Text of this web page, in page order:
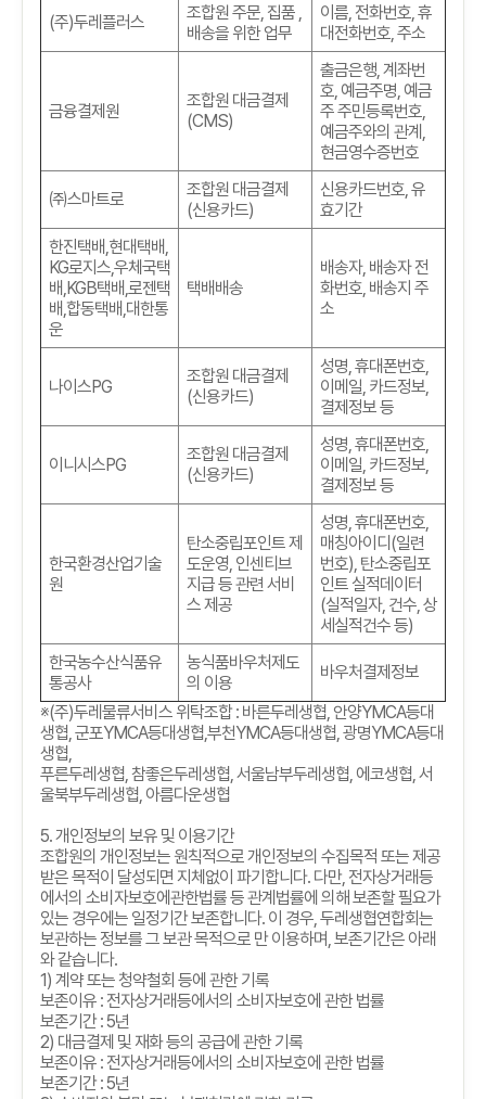
(주)두레플러스 조합원 주문, 집품 ,
배송을 위한 업무
이름, 전화번호,휴
대전화번호,주소
금융결제원
조합원 대금결제
(CMS)
출금은행,계좌번
호, 예금주명, 예금
주 주민등록번호,
예금주와의 관계 ,
현금영수증번호
㈜스마트로
조합원 대금결제
(신용카드)
신용카드번호,유
효기간
한진택배,현대택배,
KG로지스,우체국택
배,KGB택배,로젠택
배,합동택배,대한통
운
택배배송
배송자, 배송자 전
화번호, 배송지 주
소
나이스PG
조합원 대금결제
(신용카드)
성명,휴대폰번호,
이메일, 카드정보,
결제정보 등
이니시스PG
조합원 대금결제
(신용카드)
성명,휴대폰번호,
이메일, 카드정보,
결제정보 등
한국환경산업기술
원
탄소중립포인트 제
도운영, 인센티브
지급 등 관련 서비
스 제공
성명,휴대폰번호,
매칭아이디(일련
번호), 탄소중립포
인트 실적데이터
(실적일자, 건수, 상
세실적건수 등)
한국농수산식품유
통공사
농식품바우처제도
의 이용
바우처결제정보
※(주)두레물류서비스 위탁조합: 바른두레생협, 안양YMCA등대
생협,군포YMCA등대생협,부천YMCA등대생협,광명YMCA등대
생협,
푸른두레생협,참좋은두레생협,서울남부두레생협, 에코생협,서
울북부두레생협, 아름다운생협
5.개인정보의 보유 및 이용기간
조합원의 개인정보는 원칙적으로 개인정보의 수집목적 또는 제공
받은 목적이 달성되면 지체없이 파기합니다. 다만, 전자상거래등
에서의 소비자보호에관한법률 등 관계법률에 의해 보존할 필요가
있는 경우에는 일정기간 보존합니다. 이 경우,두레생협연합회는
보관하는 정보를 그 보관 목적으로 만 이용하며,보존기간은 아래
와 같습니다.
1) 계약 또는 청약철회 등에 관한 기록
보존이유 : 전자상거래등에서의 소비자보호에 관한 법률
보존기간 : 5년
2) 대금결제 및 재화 등의 공급에 관한 기록
보존이유 : 전자상거래등에서의 소비자보호에 관한 법률
보존기간 : 5년